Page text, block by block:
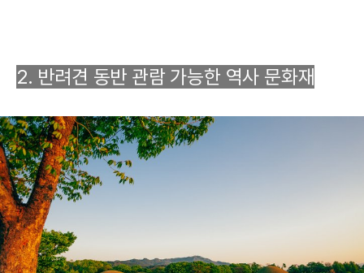
2. 반려견 동반 관람 가능한 역사 문화재